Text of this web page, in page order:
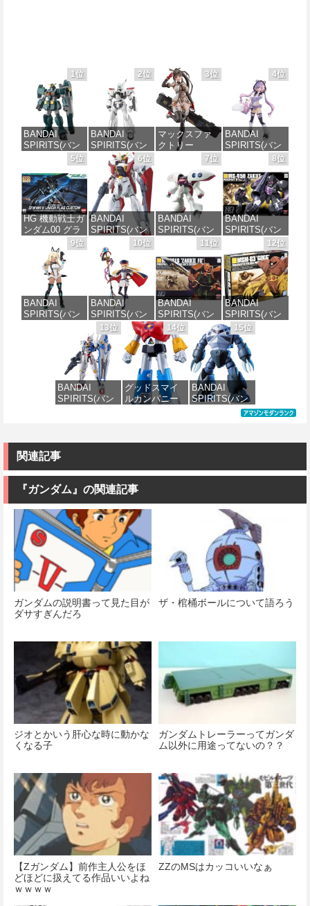
1位
BANDAI
SPIRITS(バン
ダイ スピリッ
ツ) HG 機動新
世紀ガンダムX
ガンダムレオ
パルド 1/144ス
ケール 色分け
済みプラモデ
ル
価格：¥2,420
2位
BANDAI
SPIRITS(バン
ダイ スピリッ
ツ) 機動警察パ
トレイバー
EZY RG 1/48
AV-98Plus (イ
ングラム・プ
ラス) 色分け済
みプラモデル
価格：¥6,480
3位
マックスファ
クトリー
MXちゃん 組み
立て式プラモ
デル ノンスケ
ール 全高約
160mm
価格：¥10,087
4位
BANDAI
SPIRITS(バン
ダイ スピリッ
ツ) 30MS SIS-
J00 メルンジ
ャ[カラーA] 色
分け済みプラ
モデル
価格：¥4,100
5位
HG 機動戦士ガ
ンダム00 グラ
ハム専用ユニ
オンフラッグ
カスタム 1/144
スケール 色分
け済みプラモ
デル
価格：¥1,800
6位
BANDAI
SPIRITS(バン
ダイ スピリッ
ツ) HGAW 機
動新世紀ガン
ダムX ガンダ
ムエアマスタ
ー 1/144スケー
ル 色分け済み
プラモデル
価格：¥3,600
7位
BANDAI
SPIRITS(バン
ダイ スピリッ
ツ) HGUC 195
機動戦士Zガン
ダム キュベレ
イ 1/144スケー
ル 色分け済み
プラモデル
価格：¥2,200
8位
BANDAI
SPIRITS(バン
ダイ スピリッ
ツ) HGUC 機動
戦士ガンダム
ザクI(黒い三連
星仕様) 1/144
スケール 色分
け済みプラモ
デル
価格：¥2,200
9位
BANDAI
SPIRITS(バン
エ[カラーC] 色
分け済みプラ
価格：¥4,500
10位
BANDAI
SPIRITS(バン
ダイ スピリッ
ツ) 30MS
Fate/Grand
Order アルトリ
ア・キャスタ
ー 色分け済み
プラモデル
11位
BANDAI
SPIRITS(バン
ダイ スピリッ
ツ) HGUC
1/144 ザクII
(ガルマ専用機)
(機動戦士ガン
ダム)
価格：¥2,500
12位
BANDAI
SPIRITS(バン
ダイ スピリッ
ツ) HGUC 機動
戦士ガンダム
MSM-03 ゴッ
グ 1/144スケー
ル 色分け済み
プラモデル
価格：¥2,300
13位
BANDAI
SPIRITS(バン
機動戦士ガン
ダム 水星の魔
アリアル 1/100
スケール 色分
け済みプラモ
デル
価格：¥4,822
14位
グッドスマイ
ルカンパニー
イアポロン 組
ケール 全高約
175mm
価格：¥8,820
15位
BANDAI
SPIRITS(バン
ダイ スピリッ
MSM-07 ズゴ
みプラモデル
関連記事
『ガンダム』の関連記事
ガンダムの説明書って見た目が
ダサすぎんだろ
ザ・棺桶ボールについて語ろう
ジオとかいう肝心な時に動かな
くなる子
ガンダムトレーラーってガンダ
ム以外に用途ってないの？？
【Zガンダム】前作主人公をほ
どほどに扱えてる作品いいよね
ｗｗｗｗ
ZZのMSはカッコいいなぁ